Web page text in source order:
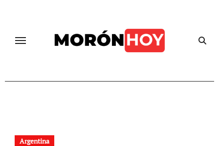
Argentina